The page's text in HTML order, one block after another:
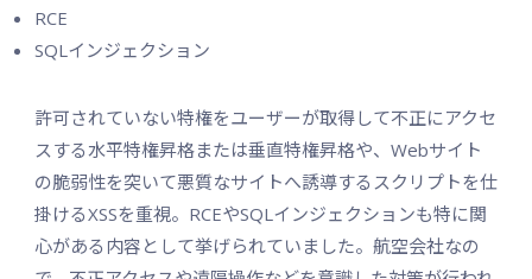
RCE
SQLインジェクション
許可されていない特権をユーザーが取得して不正にアクセ
スする水平特権昇格または垂直特権昇格や、Webサイト
の脆弱性を突いて悪質なサイトへ誘導するスクリプトを仕
掛けるXSSを重視。RCEやSQLインジェクションも特に関
心がある内容として挙げられていました。航空会社なの